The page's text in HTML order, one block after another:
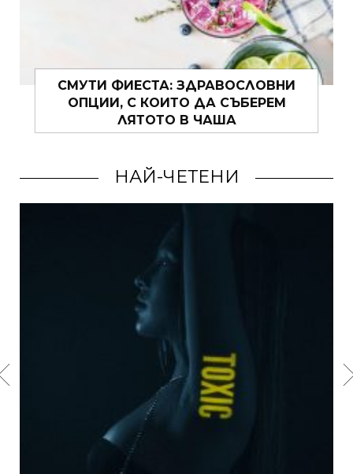
МУШКАТОТО – ИСТИНСКО
ВЕЛИКОЛЕПИЕ
НАЙ-ЧЕТЕНИ